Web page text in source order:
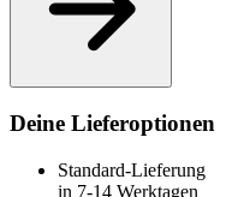
Deine Lieferoptionen
Standard-Lieferung
in 7-14 Werktagen